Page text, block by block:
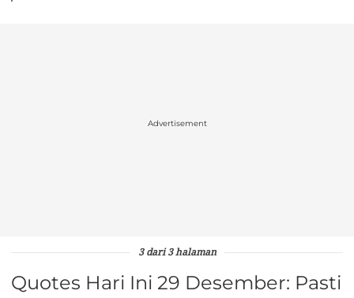
Advertisement
3 dari 3 halaman
Quotes Hari Ini 29 Desember: Pasti